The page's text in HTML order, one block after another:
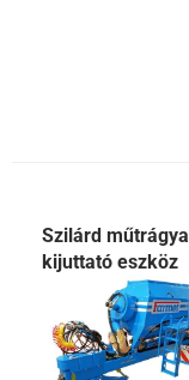
Szilárd műtrágya
kijuttató eszköz